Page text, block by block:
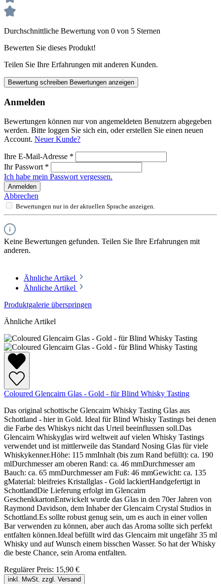
Durchschnittliche Bewertung von 0 von 5 Sternen
Bewerten Sie dieses Produkt!
Teilen Sie Ihre Erfahrungen mit anderen Kunden.
Bewertung schreiben Bewertungen anzeigen
Anmelden
Bewertungen können nur von angemeldeten Benutzern abgegeben
werden. Bitte loggen Sie sich ein, oder erstellen Sie einen neuen
Account. Neuer Kunde?
Ihre E-Mail-Adresse *
Ihr Passwort *
Ich habe mein Passwort vergessen.
Anmelden
Abbrechen
Bewertungen nur in der aktuellen Sprache anzeigen.
Keine Bewertungen gefunden. Teilen Sie Ihre Erfahrungen mit
anderen.
Ähnliche Artikel
Ähnliche Artikel
Produktgalerie überspringen
Ähnliche Artikel
Coloured Glencairn Glas - Gold - für Blind Whisky Tasting
Das original schottische Glencairn Whisky Tasting Glas aus
Schottland - hier in Gold. Ideal für Blind Whisky Tastings bei denen
die Farbe des Whiskys nicht das Urteil beeinflussen soll.Das
Glencairn Whiskyglas wird weltweit auf vielen Whisky Tastings
verwendet und ist mittlerweile das Standard Nosing Glas für viele
Whiskykenner.Höhe: 115 mmInhalt (bis zum Rand befüllt): ca. 190
mlDurchmesser am oberen Rand: ca. 46 mmDurchmesser am
Bauch: ca. 65 mmDurchmesser am Fuß: 46 mmGewicht: ca. 135
gMaterial: bleifreies Kristallglas - Gold lackiertHandgefertigt in
SchottlandDie Lieferung erfolgt im Glencairn
GeschenkkartonEntwickelt wurde das Glas in den 70er Jahren von
Raymond Davidson, dem Inhaber der Glencairn Crystal Studios in
Schottland.Es sollte robust genug sein, um es auch in einer vollen
Bar verwenden zu können, aber auch das Aroma sollte sich perfekt
entfalten können.Ideal befüllt wird das Glencairn mit ungefähr 35 ml
Whisky und auf Wunsch einem bisschen Wasser. So hat der Whisky
die beste Chance, sein Aroma entfalten.
Regulärer Preis: 15,90 €
inkl. MwSt. zzgl. Versand